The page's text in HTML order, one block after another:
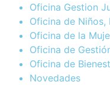
Oficina Gestion
Oficina de Niños,
Oficina de la
Oficina de
Oficina de
Novedades